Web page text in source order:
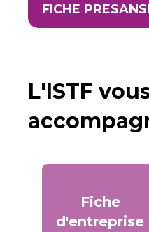
FICHE
L'ISTF
Fiche
d'entreprise